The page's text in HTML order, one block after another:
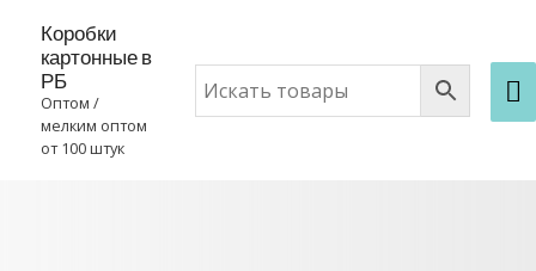
Коробки
картонные в
РБ
Оптом /
мелким оптом
от 100 штук